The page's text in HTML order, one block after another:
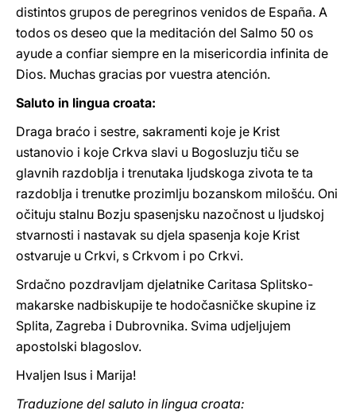
distintos grupos de peregrinos venidos de España. A
todos os deseo que la meditación del Salmo 50 os
ayude a confiar siempre en la misericordia infinita de
Dios. Muchas gracias por vuestra atención.
Saluto in lingua croata:
Draga braćo i sestre, sakramenti koje je Krist
ustanovio i koje Crkva slavi u Bogosluzju tiču se
glavnih razdoblja i trenutaka ljudskoga zivota te ta
razdoblja i trenutke prozimlju bozanskom milošću. Oni
očituju stalnu Bozju spasenjsku nazočnost u ljudskoj
stvarnosti i nastavak su djela spasenja koje Krist
ostvaruje u Crkvi, s Crkvom i po Crkvi.
Srdačno pozdravljam djelatnike Caritasa Splitsko-
makarske nadbiskupije te hodočasničke skupine iz
Splita, Zagreba i Dubrovnika. Svima udjeljujem
apostolski blagoslov.
Hvaljen Isus i Marija!
Traduzione del saluto in lingua croata: